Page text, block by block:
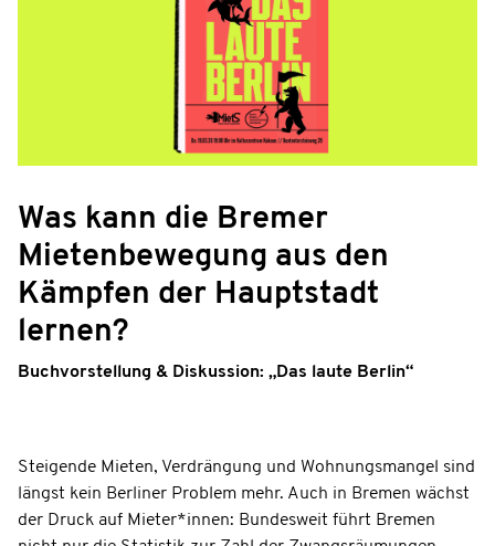
Was kann die Bremer
Mietenbewegung aus den
Kämpfen der Hauptstadt
lernen?
Buchvorstellung & Diskussion: „Das laute Berlin“
Steigende Mieten, Verdrängung und Wohnungsmangel sind
längst kein Berliner Problem mehr. Auch in Bremen wächst
der Druck auf Mieter*innen: Bundesweit führt Bremen